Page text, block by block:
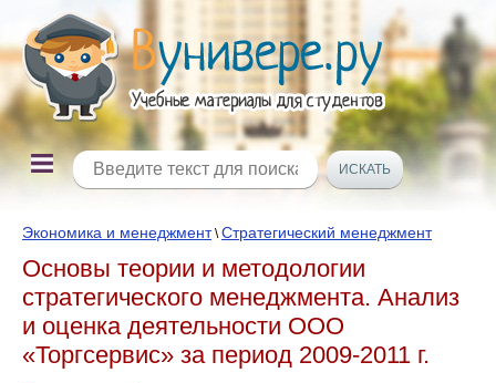
Экономика и менеджмент\Стратегический менеджмент
Основы теории и методологии
стратегического менеджмента. Анализ
и оценка деятельности ООО
«Торгсервис» за период 2009-2011 г.